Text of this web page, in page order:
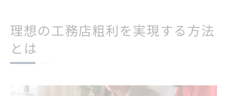
理想の工務店粗利を実現する方法
とは